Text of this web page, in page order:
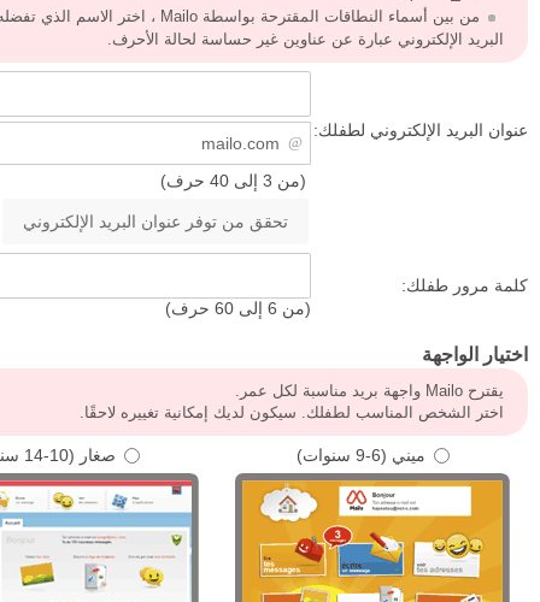
من بين أسماء النطاقات المقترحة بواسطة Mailo ، اختر الاسم الذي تفضله.
البريد الإلكتروني عبارة عن عناوين غير حساسة لحالة الأحرف.
عنوان البريد الإلكتروني لطفلك:
(من 3 إلى 40 حرف)
كلمة مرور طفلك:
(من 6 إلى 60 حرف)
اختيار الواجهة
يقترح Mailo واجهة بريد مناسبة لكل عمر.
اختر الشخص المناسب لطفلك. سيكون لديك إمكانية تغييره لاحقًا.
ميني (6-9 سنوات) صغار (10-14 سنة)